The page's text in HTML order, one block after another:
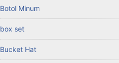
Botol Minum
box set
Bucket Hat